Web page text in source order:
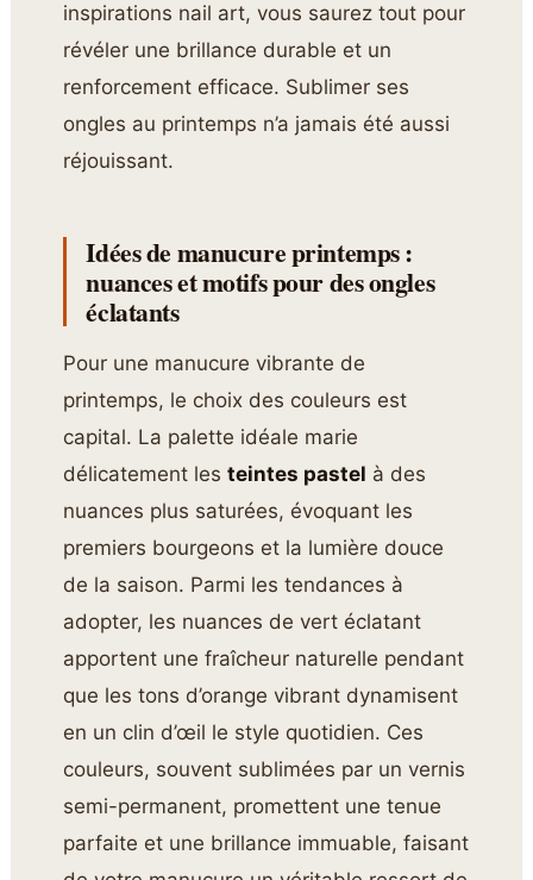
inspirations nail art, vous saurez tout pour
révéler une brillance durable et un
renforcement efficace. Sublimer ses
ongles au printemps n’a jamais été aussi
réjouissant.
Idées de manucure printemps :
nuances et motifs pour des ongles
éclatants
Pour une manucure vibrante de
printemps, le choix des couleurs est
capital. La palette idéale marie
délicatement lesteintes pastel à des
nuances plus saturées, évoquant les
premiers bourgeons et la lumière douce
de la saison. Parmi les tendances à
adopter, les nuances de vert éclatant
apportent une fraîcheur naturelle pendant
que les tons d’orange vibrant dynamisent
en un clin d’œil le style quotidien. Ces
couleurs, souvent sublimées par un vernis
semi-permanent, promettent une tenue
parfaite et une brillance immuable, faisant